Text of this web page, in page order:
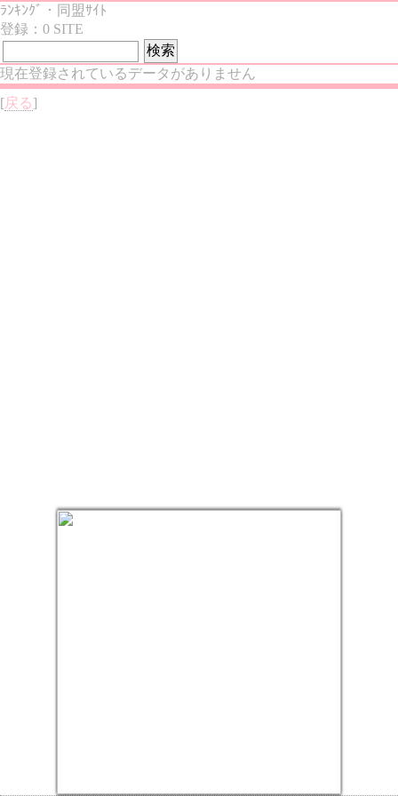
ﾗﾝｷﾝｸﾞ・同盟ｻｲﾄ
登録：0 SITE
現在登録されているデータがありません
[戻る]